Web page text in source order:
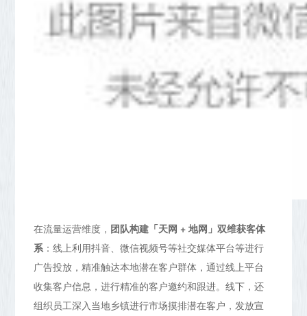
在流量运营维度， 团队构建「天网 + 地网」双维获客体
系 ：线上利用抖音、微信视频号等社交媒体平台等进行
广告投放，精准触达本地潜在客户群体，通过线上平台
收集客户信息，进行精准的客户邀约和跟进。线下，还
组织员工深入当地乡镇进行市场摸排潜在客户，发放宣